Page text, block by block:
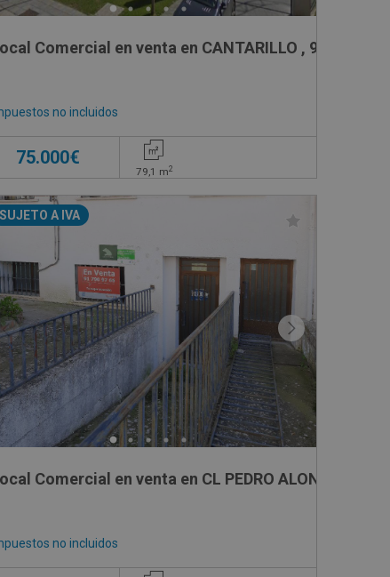
LOS CASTILLEJOS, 8
Comercial en venta en CANTARILLO , 9
no incluidos
75.000€
79,1 m2
SUJETO A IVA
Comercial en venta en CL PEDRO ALONSO DE
no incluidos